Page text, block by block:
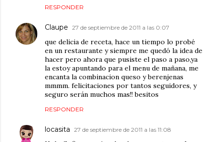
RESPONDER
Claupe 27 de septiembre de 2011 a las 0:07
que delicia de receta, hace un tiempo lo probé
en un restaurante y siempre me quedó la idea de
hacer pero ahora que pusiste el paso a paso,ya
la estoy apuntando para el menu de mañana, me
encanta la combinacion queso y berenjenas
mmmm. felicitaciones por tantos seguidores, y
seguro serán muchos mas!! besitos
RESPONDER
locasita 27 de septiembre de 2011 a las 11:08